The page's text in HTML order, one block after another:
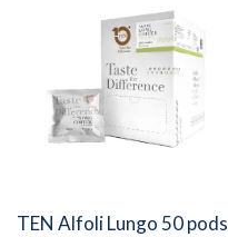
TEN Alfoli Lungo 50 pods